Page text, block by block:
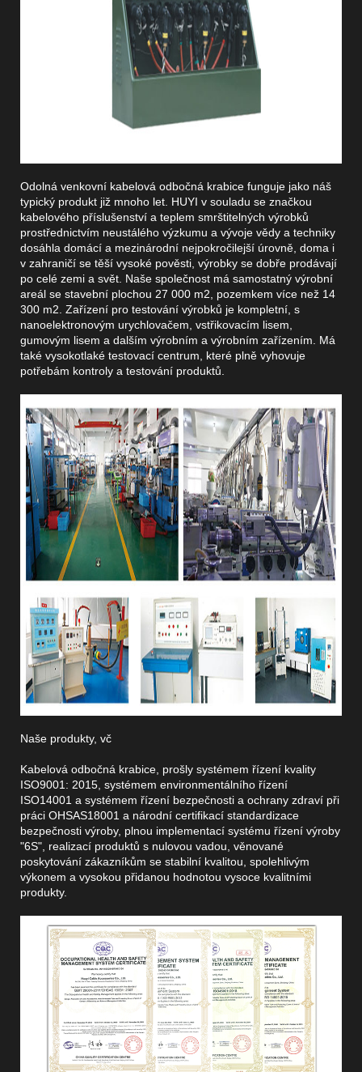
Odolná venkovní kabelová odbočná krabice funguje jako náš
typický produkt již mnoho let. HUYI v souladu se značkou
kabelového příslušenství a teplem smrštitelných výrobků
prostřednictvím neustálého výzkumu a vývoje vědy a techniky
dosáhla domácí a mezinárodní nejpokročilejší úrovně, doma i
v zahraničí se těší vysoké pověsti, výrobky se dobře prodávají
po celé zemi a svět. Naše společnost má samostatný výrobní
areál se stavební plochou 27 000 m2, pozemkem více než 14
300 m2. Zařízení pro testování výrobků je kompletní, s
nanoelektronovým urychlovačem, vstřikovacím lisem,
gumovým lisem a dalším výrobním a výrobním zařízením. Má
také vysokotlaké testovací centrum, které plně vyhovuje
potřebám kontroly a testování produktů.
Naše produkty, vč
Kabelová odbočná krabice, prošly systémem řízení kvality
ISO9001: 2015, systémem environmentálního řízení
ISO14001 a systémem řízení bezpečnosti a ochrany zdraví při
práci OHSAS18001 a národní certifikací standardizace
bezpečnosti výroby, plnou implementací systému řízení výroby
"6S", realizací produktů s nulovou vadou, věnované
poskytování zákazníkům se stabilní kvalitou, spolehlivým
výkonem a vysokou přidanou hodnotou vysoce kvalitními
produkty.